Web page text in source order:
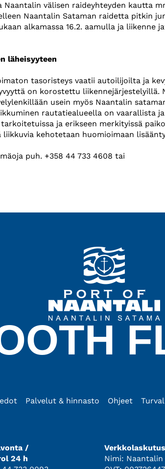
Naantalin välisen raideyhteyden kautta
Naantalin Sataman raidetta pitkin
alkamassa 16.2. aamulla ja liikenne
läheisyyteen
tasoristeys vaatii autoilijoilta ja
on korostettu liikennejärjestelyillä.
usein myös Naantalin
rautatiealueella on vaarallista
ja erikseen merkityissä
kehotetaan huomioimaan
puh. +358 44 733 4608 tai
Palvelut & hinnasto Ohjeet
/
24 h
Verkkolaskutus
Nimi: Naantalin